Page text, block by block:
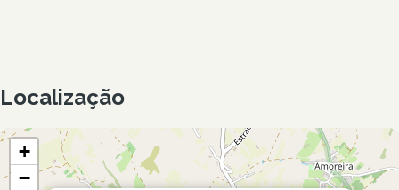
Localização
+
−